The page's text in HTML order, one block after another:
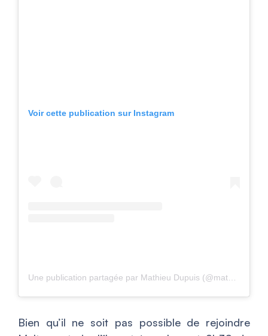
Voir cette publication sur Instagram
Une publication partagée par Mathieu Dupuis (@mat_dupuis_photo)
Bien qu’il ne soit pas possible de rejoindre